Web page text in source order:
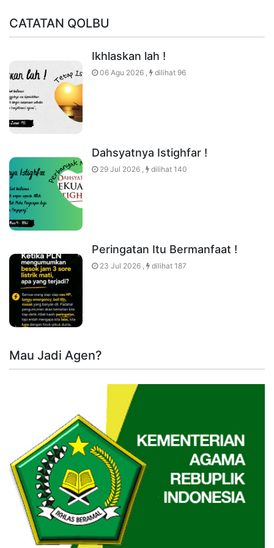
CATATAN QOLBU
Ikhlaskan lah !
06 Agu 2026 , dilihat 96
Dahsyatnya Istighfar !
29 Jul 2026 , dilihat 140
Peringatan Itu Bermanfaat !
23 Jul 2026 , dilihat 187
Mau Jadi Agen?